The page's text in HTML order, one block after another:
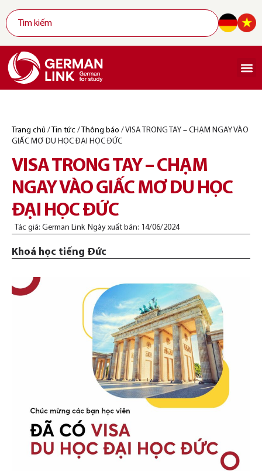
Trang chủ / Tin tức / Thông báo /VISA TRONG TAY – CHẠM NGAY VÀO
GIẤC MƠ DU HỌC ĐẠI HỌC ĐỨC
VISA TRONG TAY – CHẠM
NGAY VÀO GIẤC MƠ DU HỌC
ĐẠI HỌC ĐỨC
Tác giả: German Link Ngày xuất bản: 14/06/2024
Khoá học tiếng Đức